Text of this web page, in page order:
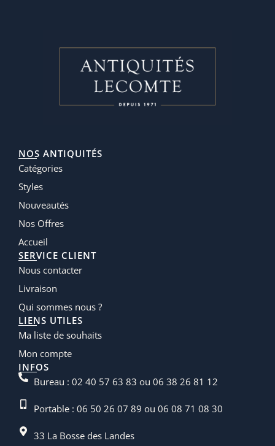
NOS ANTIQUITÉS
Catégories
Styles
Nouveautés
Nos Offres
Accueil
SERVICE CLIENT
Nous contacter
Livraison
Qui sommes nous ?
LIENS UTILES
Ma liste de souhaits
Mon compte
INFOS
Bureau : 02 40 57 63 83 ou 06 38 26 81 12
Portable : 06 50 26 07 89 ou 06 08 71 08 30
33 La Bosse des Landes